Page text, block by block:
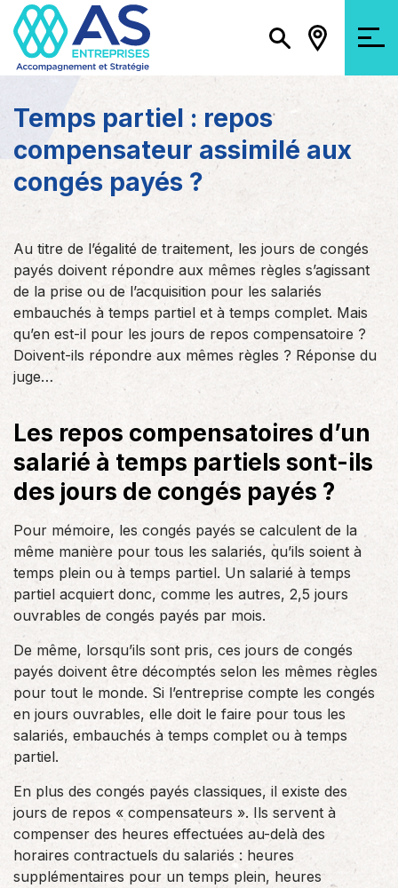
Temps partiel : repos
compensateur assimilé aux
congés payés ?
Au titre de l’égalité de traitement, les jours de congés
payés doivent répondre aux mêmes règles s’agissant
de la prise ou de l’acquisition pour les salariés
embauchés à temps partiel et à temps complet. Mais
qu’en est-il pour les jours de repos compensatoire ?
Doivent-ils répondre aux mêmes règles ? Réponse du
juge…
Les repos compensatoires d’un
salarié à temps partiels sont-ils
des jours de congés payés ?
Pour mémoire, les congés payés se calculent de la
même manière pour tous les salariés, qu’ils soient à
temps plein ou à temps partiel. Un salarié à temps
partiel acquiert donc, comme les autres, 2,5 jours
ouvrables de congés payés par mois.
De même, lorsqu’ils sont pris, ces jours de congés
payés doivent être décomptés selon les mêmes règles
pour tout le monde. Si l’entreprise compte les congés
en jours ouvrables, elle doit le faire pour tous les
salariés, embauchés à temps complet ou à temps
partiel.
En plus des congés payés classiques, il existe des
jours de repos « compensateurs ». Ils servent à
compenser des heures effectuées au-delà des
horaires contractuels du salariés : heures
supplémentaires pour un temps plein, heures